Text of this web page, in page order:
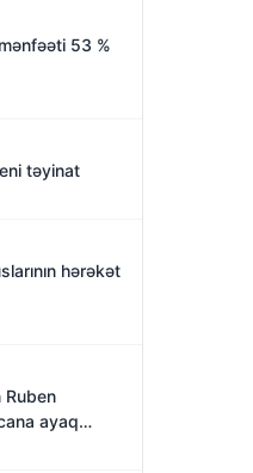
53 %
təyinat
hərəkət
ayaq